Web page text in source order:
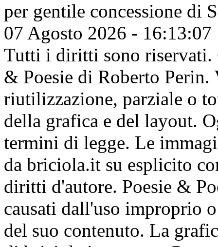
per gentile concessione di
07 Agosto 2026 - 16:13:07
Tutti i diritti sono riservati.
& Poesie di Roberto
riutilizzazione, parziale o
della grafica e del layout.
termini di legge. Le
da briciola.it su esplicito
diritti d'autore. Poesie &
causati dall'uso improprio
del suo contenuto. La